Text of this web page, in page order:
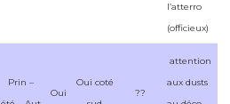
l’atterro
(officieux)
Prin –
Oui
Oui coté
??
attention
aux dusts